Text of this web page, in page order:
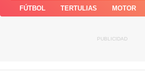
FÚTBOL TERTULIAS MOTOR